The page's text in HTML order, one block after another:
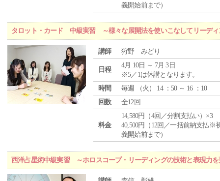
義開始前まで）
タロット・カード 中級実習 ～様々な展開法を使いこなしてリーディ
講師 狩野 みどり
日程
4月 10日 ～ 7月 3日
※5／1は休講となります。
時間
毎週 （火 ） 14 ：50 ～ 16 ：10
回数
全12回
料金
14,580円（4回／分割支払い）×3
40,500円（12回／一括前納支払※
義開始前まで）
西洋占星術中級実習 ～ホロスコープ・リーディングの技術と表現力